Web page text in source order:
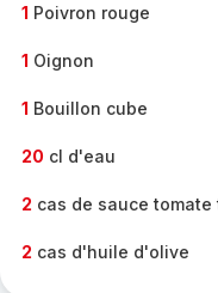
1 Poivron rouge
1 Oignon
1 Bouillon cube
20 cl d'eau
2 cas de sauce tomate
2 cas d'huile d'olive